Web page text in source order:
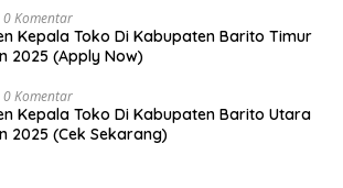
0 Komentar
Kepala Toko Di Kabupaten Barito Timur
2025 (Apply Now)
0 Komentar
Kepala Toko Di Kabupaten Barito Utara
2025 (Cek Sekarang)